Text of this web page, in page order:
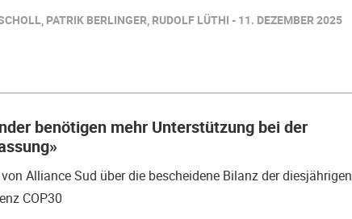
PATRIK BERLINGER, RUDOLF LÜTHI - 11. DEZEMBER 2025
benötigen mehr Unterstützung bei der
Alliance Sud über die bescheidene Bilanz der diesjährigen
COP30